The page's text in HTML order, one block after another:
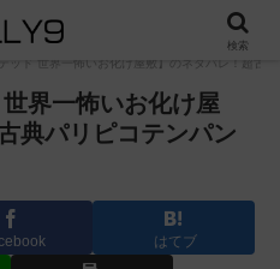
ッド 世界一怖いお化け屋敷】のネタバレ！超古
界一怖いお化け屋
典パリピコテンパン
はてブ
検索